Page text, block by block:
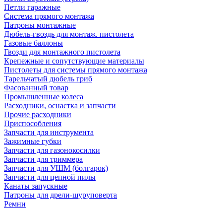
Петли гаражные
Система прямого монтажа
Патроны монтажные
Дюбель-гвоздь для монтаж. пистолета
Газовые баллоны
Гвозди для монтажного пистолета
Крепежные и сопутствующие материалы
Пистолеты для системы прямого монтажа
Тарельчатый дюбель гриб
Фасованный товар
Промышленные колеса
Расходники, оснастка и запчасти
Прочие расходники
Приспособления
Запчасти для инструмента
Зажимные губки
Запчасти для газонокосилки
Запчасти для триммера
Запчасти для УШМ (болгарок)
Запчасти для цепной пилы
Канаты запускные
Патроны для дрели-шуруповерта
Ремни